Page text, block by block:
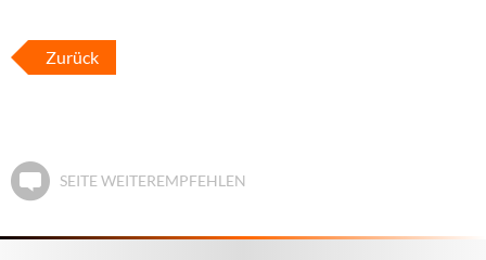
Zurück
SEITE WEITEREMPFEHLEN